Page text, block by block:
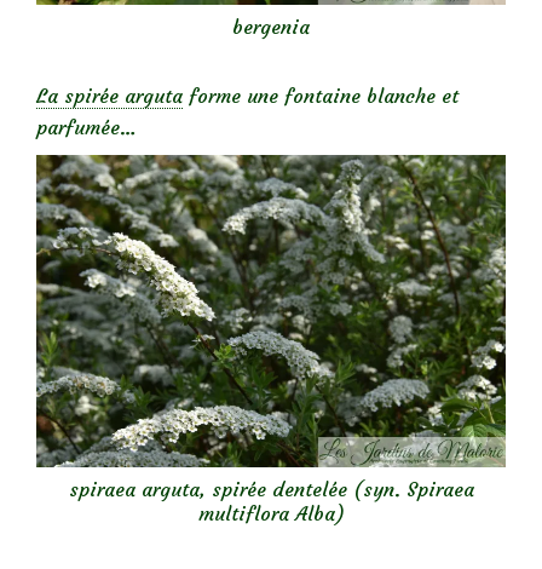
bergenia
La spirée arguta forme une fontaine blanche et
parfumée…
spiraea arguta, spirée dentelée (syn. Spiraea
multiflora Alba)